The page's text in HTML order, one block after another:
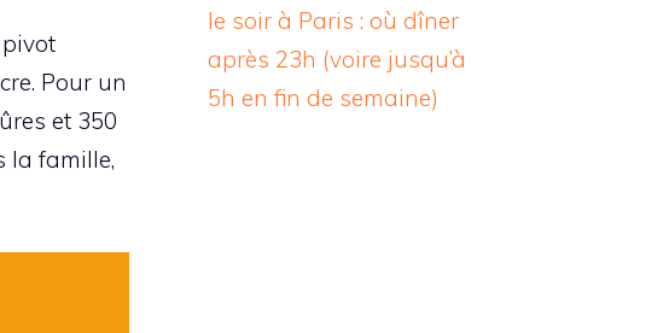
Pour un
et 350
la famille,
le soir à Paris : où dîner
après 23h (voire jusqu’à
5h en fin de semaine)